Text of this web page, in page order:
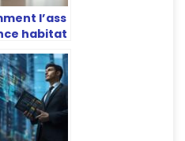
l’ass
habitat
le vol
compl
locataire